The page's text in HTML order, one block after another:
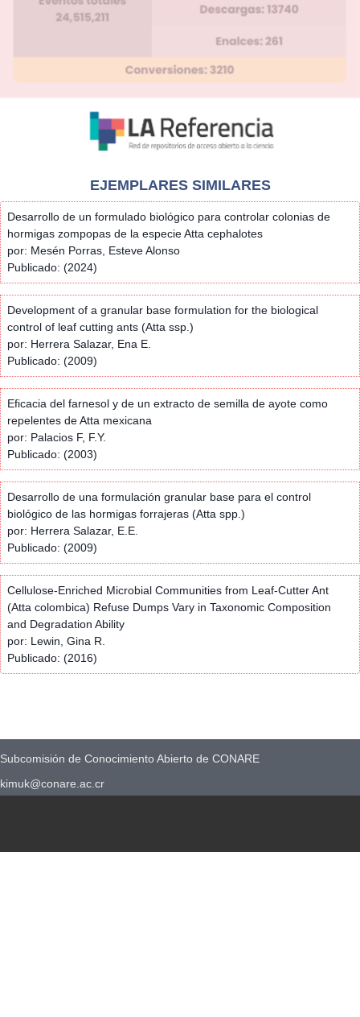
EJEMPLARES SIMILARES
Desarrollo de un formulado biológico para controlar colonias de
hormigas zompopas de la especie Atta cephalotes
por: Mesén Porras, Esteve Alonso
Publicado: (2024)
Development of a granular base formulation for the biological
control of leaf cutting ants (Atta ssp.)
por: Herrera Salazar, Ena E.
Publicado: (2009)
Eficacia del farnesol y de un extracto de semilla de ayote como
repelentes de Atta mexicana
por: Palacios F, F.Y.
Publicado: (2003)
Desarrollo de una formulación granular base para el control
biológico de las hormigas forrajeras (Atta spp.)
por: Herrera Salazar, E.E.
Publicado: (2009)
Cellulose-Enriched Microbial Communities from Leaf-Cutter Ant
(Atta colombica) Refuse Dumps Vary in Taxonomic Composition
and Degradation Ability
por: Lewin, Gina R.
Publicado: (2016)
Subcomisión de Conocimiento Abierto de CONARE
kimuk@conare.ac.cr